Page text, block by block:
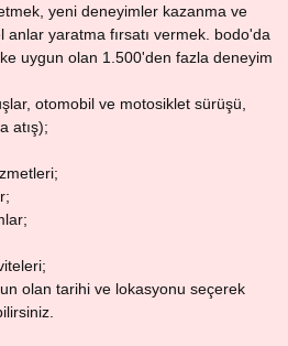
yeni deneyimler kazanma ve
anlar yaratma fırsatı vermek. bodo'da
uygun olan 1.500'den fazla deneyim
otomobil ve motosiklet sürüşü,
atış);
olan tarihi ve lokasyonu seçerek